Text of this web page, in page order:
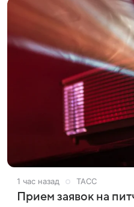
1 час назад ТАСС
Прием заявок на